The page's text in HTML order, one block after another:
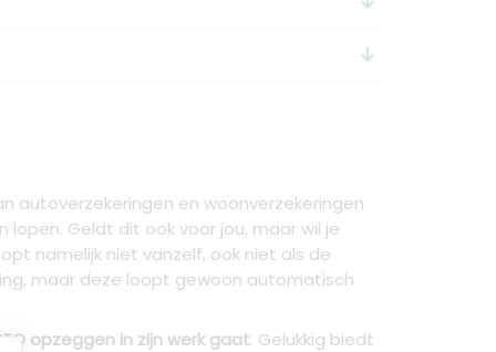
arrow_downward_alt
autoverzekeringen en woonverzekeringen
Geldt dit ook voor jou, maar wil je
namelijk niet vanzelf, ook niet als de
maar deze loopt gewoon automatisch
opzeggen in zijn werk gaat. Gelukkig biedt